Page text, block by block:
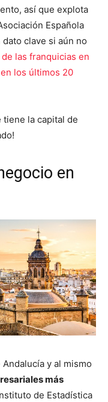
así que explota
Española
clave si aún no
las franquicias en
los últimos 20
tiene la capital de
en
y al mismo
más
de Estadística